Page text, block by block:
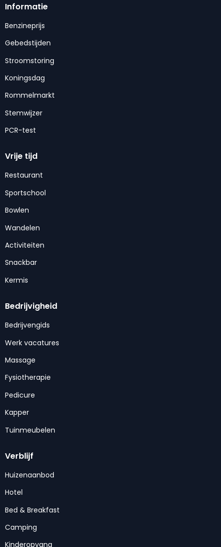
Informatie
Benzineprijs
Gebedstijden
Stroomstoring
Koningsdag
Rommelmarkt
Stemwijzer
PCR-test
Vrije tijd
Restaurant
Sportschool
Bowlen
Wandelen
Activiteiten
Snackbar
Kermis
Bedrijvigheid
Bedrijvengids
Werk vacatures
Massage
Fysiotherapie
Pedicure
Kapper
Tuinmeubelen
Verblijf
Huizenaanbod
Hotel
Bed & Breakfast
Camping
Kinderopvang